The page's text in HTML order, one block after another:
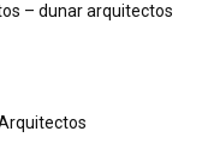
– dunar arquitectos